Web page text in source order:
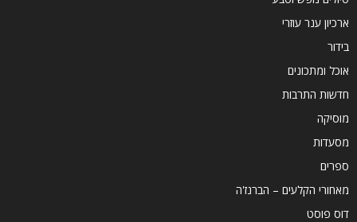
ארכיון ענר עוזרי
בידור
אוכל ומתכונים
חדשות התרבות
מוסיקה
מסעדות
ספרים
מאחורי הקלעים – הברנז'ה
דוס פוסט